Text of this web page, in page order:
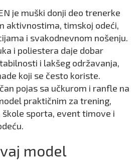
je muški donji deo trenerke
aktivnostima, timskoj odeći,
i svakodnevnom nošenju.
i poliestera daje dobar
i lakšeg održavanja,
koji se često koriste.
pojas sa učkurom i ranfle na
praktičnim za trening,
sporta, event timove i
model